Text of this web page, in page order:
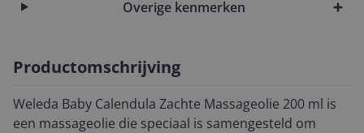
Overige kenmerken
Productomschrijving
Weleda Baby Calendula Zachte Massageolie 200 ml is
een massageolie die speciaal is samengesteld om